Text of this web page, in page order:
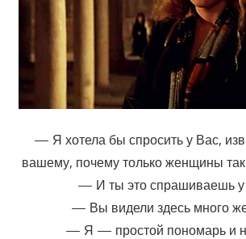
— Я хотела бы спросить у Вас,
вашему, почему только женщины так
— И ты это спрашиваешь у
— Вы видели здесь много
— Я — простой пономарь и